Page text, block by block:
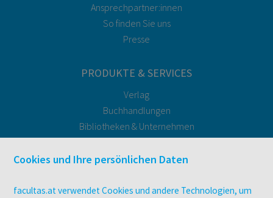
Ansprechpartner:innen
So finden Sie uns
Presse
PRODUKTE & SERVICES
Verlag
Buchhandlungen
Bibliotheken & Unternehmen
facultas Bindeservice
Druckerei facultas druckt.
Zeitschriften
Cookies und Ihre persönlichen Daten
facultas.at verwendet Cookies und andere Technologien, um